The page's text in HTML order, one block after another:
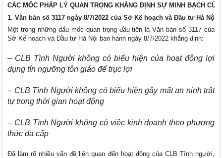
CÁC MỐC PHÁP LÝ QUAN TRỌNG KHẲNG ĐỊNH SỰ MINH BẠCH
1. Văn bản số 3117 ngày 8/7/2022 của Sở Kế hoạch và Đầu tư Hà Nội
Một trong những dấu mốc quan trọng đầu tiên là Văn bản số 3117 của
Sở Kế hoạch và Đầu tư Hà Nội ban hành ngày 8/7/2022 khẳng định:
– CLB Tình Người không có biểu hiện của hoạt động lợi
dụng tín ngưỡng tôn giáo để trục lợi
– CLB Tình Người không có biểu hiện gây mất an ninh trật
tự trong thời gian hoạt động
– CLB Tình Người không có việc kinh doanh theo phương
thức đa cấp
Đã làm rõ nhiều vấn đề liên quan đến hoạt động của CLB Tình người,